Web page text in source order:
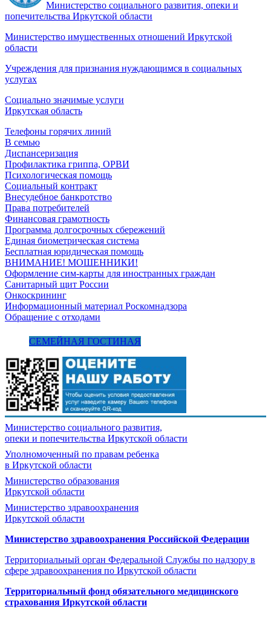
Министерство социального развития, опеки и
попечительства Иркутской области
Министерство имущественных отношений Иркутской
области
Учреждения для признания нуждающимся в социальных
услугах
Социально значимые услуги
Иркутская область
Телефоны горячих линий
В семью
Диспансеризация
Профилактика гриппа, ОРВИ
Психологическая помощь
Социальный контракт
Внесудебное банкротство
Права потребителей
Финансовая грамотность
Программа долгосрочных сбережений
Единая биометрическая система
Бесплатная юридическая помощь
ВНИМАНИЕ! МОШЕННИКИ!
Оформление сим-карты для иностранных граждан
Санитарный щит России
Онкоскрининг
Информационный материал Роскомнадзора
Обращение с отходами
СЕМЕЙНАЯ ГОСТИНАЯ
Министерство социального развития,
опеки и попечительства Иркутской области
Уполномоченный по правам ребенка
в Иркутской области
Министерство образования
Иркутской области
Министерство здравоохранения
Иркутской области
Министерство здравоохранения Росcийской Федерации
Территориальный орган Федеральной Службы по надзору в
сфере здравоохранения по Иркутской области
Территориальный фонд обязательного медицинского
страхования Иркутской области